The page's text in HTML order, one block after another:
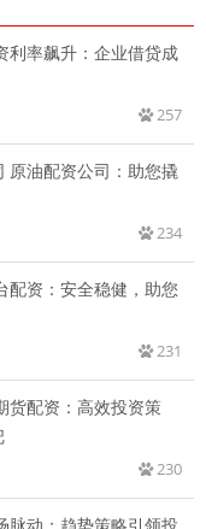
利率飙升：企业借贷成
257
原油配资公司：助您撬
234
配资：安全稳健，助您
231
货配资：高效投资策
230